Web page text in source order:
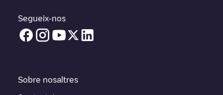
Segueix-nos
Sobre nosaltres